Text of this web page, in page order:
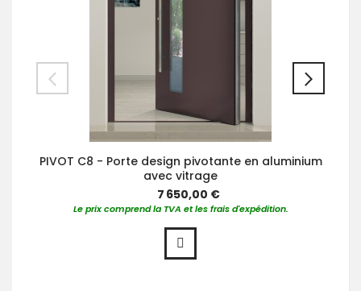
PIVOT C8 - Porte design pivotante en aluminium
avec vitrage
7 650,00 €
Le prix comprend la TVA et les frais d'expédition.